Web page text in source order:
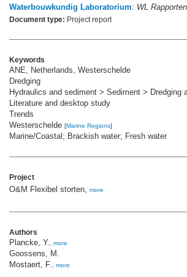
Waterbouwkundig Laboratorium: WL Rapporten
Document type: Project report
Keywords
ANE, Netherlands, Westerschelde
Dredging
Hydraulics and sediment > Sediment > Dredging
Literature and desktop study
Trends
Westerschelde [Marine Regions]
Marine/Coastal; Brackish water; Fresh water
Project
O&M Flexibel storten, more
Authors
Plancke, Y., more
Goossens, M.
Mostaert, F., more